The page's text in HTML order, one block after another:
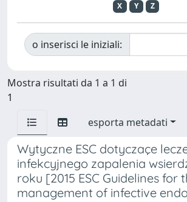
X
Y Z
o inserisci le iniziali:
Mostra risultati da 1 a 1 di
1
esporta metadati
Wytyczne ESC dotyczaçe
infekcyjnego zapalenia
roku [2015 ESC Guidelines for
management of infective